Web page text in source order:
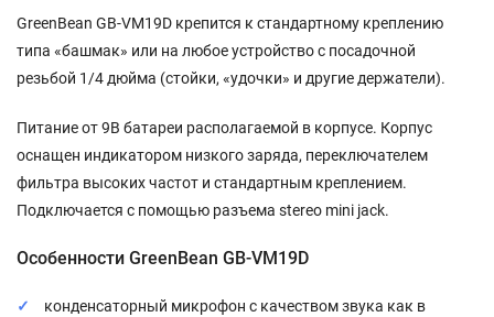
GreenBean GB-VM19D крепится к стандартному креплению
типа «башмак» или на любое устройство с посадочной
резьбой 1/4 дюйма (стойки, «удочки» и другие держатели).
Питание от 9В батареи располагаемой в корпусе. Корпус
оснащен индикатором низкого заряда, переключателем
фильтра высоких частот и стандартным креплением.
Подключается с помощью разъема stereo mini jack.
Особенности GreenBean GB-VM19D
конденсаторный микрофон с качеством звука как в